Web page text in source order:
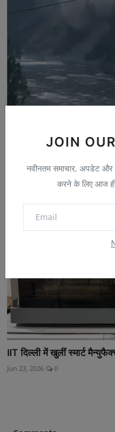
JOIN
नवीनतम समाचार, अपडेट और
करने के लिए आज ही
9 राज्यों में आंधी-बारिश, एमपी
IIT दिल्ली में खुलीं स्मार्ट
Jun 23, 2026 0